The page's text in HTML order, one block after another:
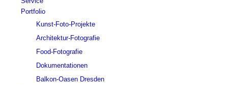
Portfolio
Kunst-Foto-Projekte
Architektur-Fotografie
Food-Fotografie
Dokumentationen
Balkon-Oasen Dresden